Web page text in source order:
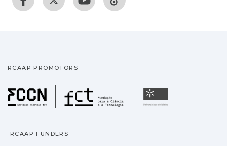
RCAAP PROMOTORS
Fundação para a
RCAAP FUNDERS